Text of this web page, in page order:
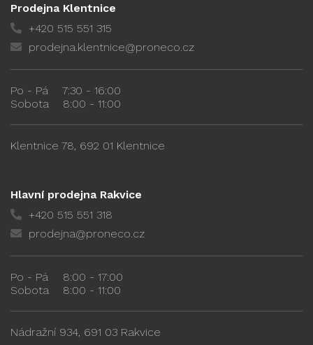
Prodejna Klentnice
+420 515 551 315
prodejna.klentnice@proneco.cz
Po - Pá
7:30 - 16:00
Sobota
8:00 - 11:00
Klentnice 78, 692 01 Klentnice
Hlavní prodejna Rakvice
+420 515 551 318
prodejna@proneco.cz
Po - Pá
8:00 - 17:00
Sobota
8:00 - 11:00
Nádražní 934, 691 03 Rakvice